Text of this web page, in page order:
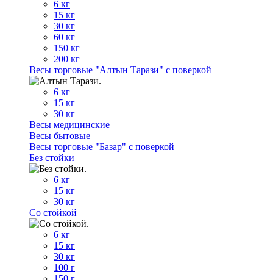
6 кг
15 кг
30 кг
60 кг
150 кг
200 кг
Весы торговые "Алтын Тарази" с поверкой
6 кг
15 кг
30 кг
Весы медицинские
Весы бытовые
Весы торговые "Базар" с поверкой
Без стойки
6 кг
15 кг
30 кг
Со стойкой
6 кг
15 кг
30 кг
100 г